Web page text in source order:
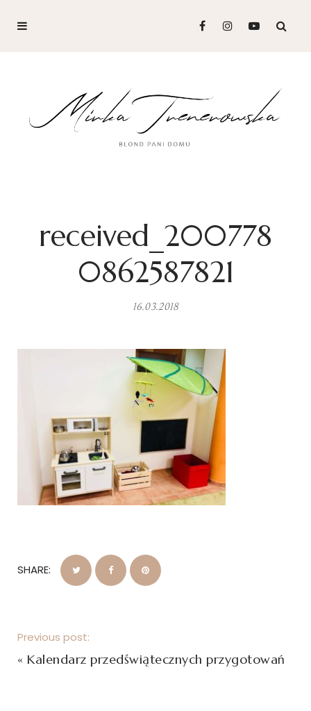
received_200778
0862587821
16.03.2018
SHARE:
Previous post:
« Kalendarz przedświątecznych przygotowań